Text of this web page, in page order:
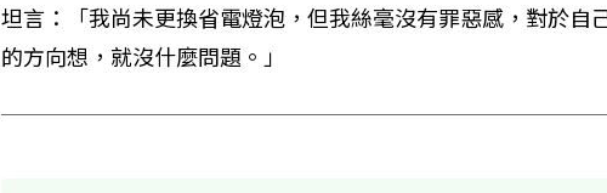
坦言：「我尚未更換省電燈泡，但我絲毫沒有罪惡感，對於自
的方向想，就沒什麼問題。」